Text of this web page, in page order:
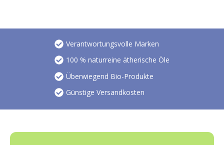
Verantwortungsvolle Marken
100 % naturreine ätherische Öle
Überwiegend Bio-Produkte
Günstige Versandkosten